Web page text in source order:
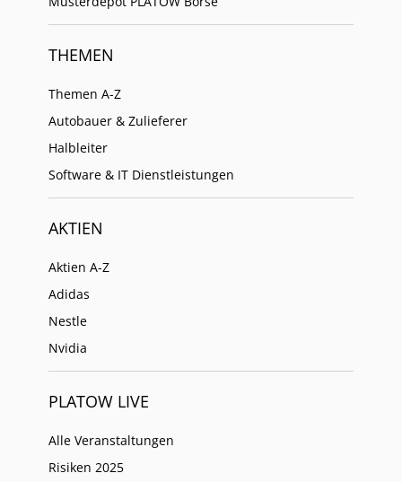
THEMEN
Themen A-Z
Autobauer & Zulieferer
Halbleiter
Software & IT Dienstleistungen
AKTIEN
Aktien A-Z
Adidas
Nestle
Nvidia
PLATOW LIVE
Alle Veranstaltungen
Risiken 2025